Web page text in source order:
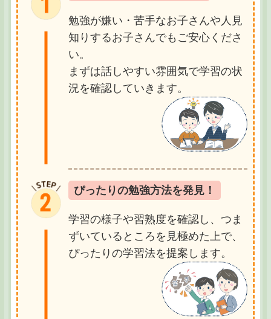
勉強が嫌い・苦手なお子さんや人見
知りするお子さんでもご安心くださ
い。
まずは話しやすい雰囲気で学習の状
況を確認していきます。
ぴったりの勉強方法を発見！
学習の様子や習熟度を確認し、つま
ずいているところを見極めた上で、
ぴったりの学習法を提案します。